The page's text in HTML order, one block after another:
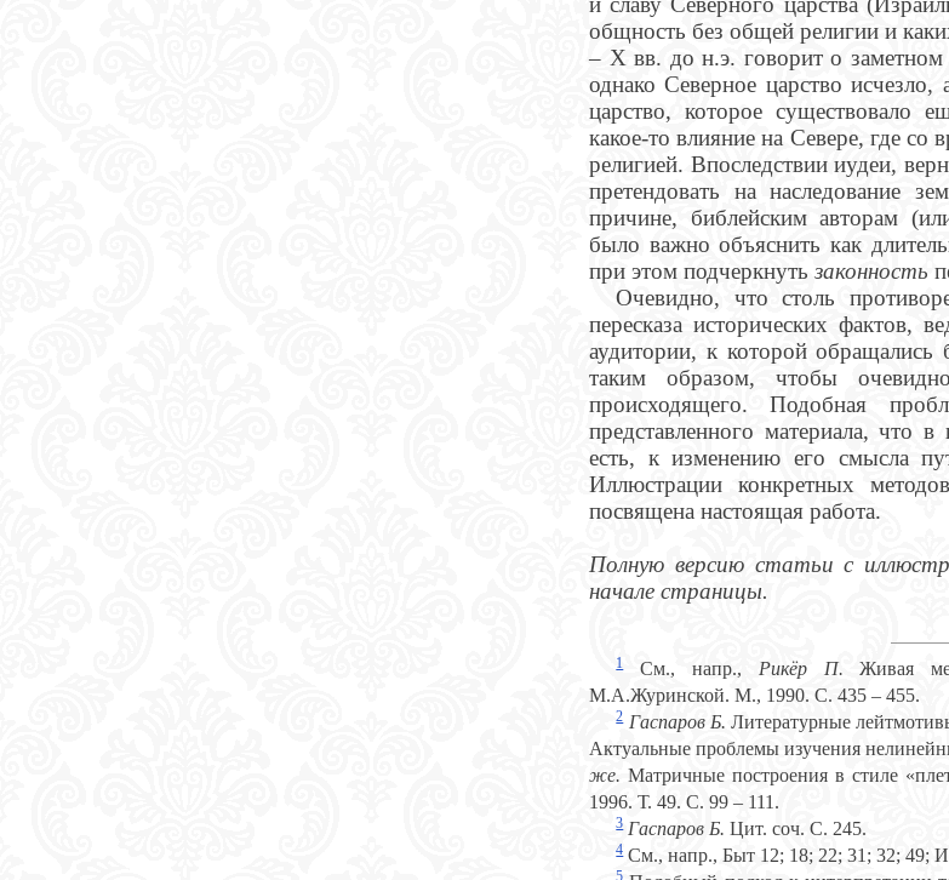
общность без общей религии и
– X вв. до н.э. говорит о
однако Северное царство
царство, которое существовало
какое-то влияние на Севере, где со
религией. Впоследствии иудеи,
претендовать на наследование
причине, библейским авторам
было важно объяснить как
при этом подчеркнуть законность
Очевидно, что столь
пересказа исторических фактов,
аудитории, к которой
таким образом, чтобы
происходящего. Подобная
представленного материала, что
есть, к изменению его смысла
Иллюстрации конкретных
посвящена настоящая работа.
Полную версию статьи с
начале страницы.
1См., напр., Рикёр П.Живая
М.А.Журинской. М., 1990. С. 435 – 455.
2 Гаспаров Б.Литературные
Актуальные проблемы изучения
же.Матричные построения в стиле
1996. Т. 49. С. 99 – 111.
3 Гаспаров Б.Цит. соч. С. 245.
4См., напр., Быт 12; 18; 22; 31; 32; 49;